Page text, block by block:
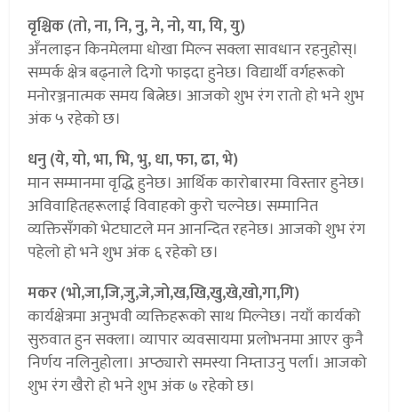
वृश्चिक (तो, ना, नि, नु, ने, नो, या, यि, यु)
अँनलाइन किनमेलमा धोखा मिल्न सक्ला सावधान रहनुहोस्।
सम्पर्क क्षेत्र बढ्नाले दिगो फाइदा हुनेछ। विद्यार्थी वर्गहरूको
मनोरञ्जनात्मक समय बित्नेछ। आजको शुभ रंग रातो हो भने शुभ
अंक ५ रहेको छ।
धनु (ये, यो, भा, भि, भु, धा, फा, ढा, भे)
मान सम्मानमा वृद्धि हुनेछ। आर्थिक कारोबारमा विस्तार हुनेछ।
अविवाहितहरूलाई विवाहको कुरो चल्नेछ। सम्मानित
व्यक्तिसँगको भेटघाटले मन आनन्दित रहनेछ। आजको शुभ रंग
पहेलो हो भने शुभ अंक ६ रहेको छ।
मकर (भो,जा,जि,जु,जे,जो,ख,खि,खु,खे,खो,गा,गि)
कार्यक्षेत्रमा अनुभवी व्यक्तिहरूको साथ मिल्नेछ। नयाँ कार्यको
सुरुवात हुन सक्ला। व्यापार व्यवसायमा प्रलोभनमा आएर कुनै
निर्णय नलिनुहोला। अप्ठ्यारो समस्या निम्ताउनु पर्ला। आजको
शुभ रंग खैरो हो भने शुभ अंक ७ रहेको छ।